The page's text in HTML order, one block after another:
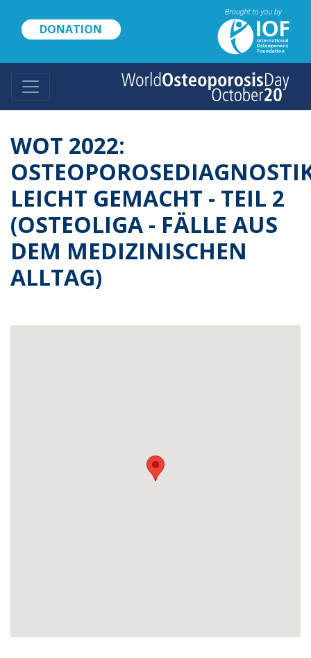
content
DONATION
WOT 2022:
LEICHT GEMACHT - TEIL 2
(OSTEOLIGA - FÄLLE AUS
DEM MEDIZINISCHEN
ALLTAG)